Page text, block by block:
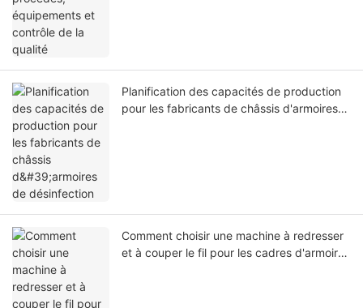
Planification des capacités de production
pour les fabricants de châssis d'armoires
Comment choisir une machine à redresser
et à couper le fil pour les cadres d'armoires